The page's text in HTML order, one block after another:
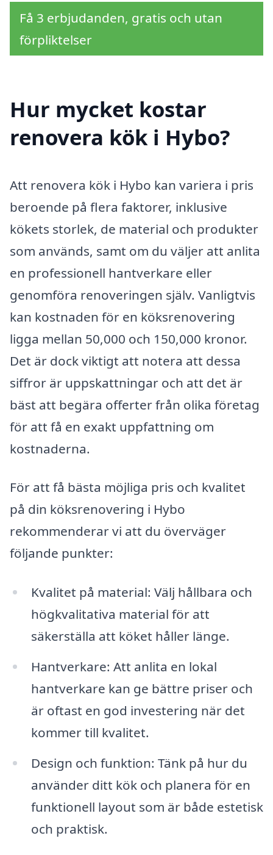
Få 3 erbjudanden, gratis och utan
förpliktelser
Hur mycket kostar
renovera kök i Hybo?
Att renovera kök i Hybo kan variera i pris
beroende på flera faktorer, inklusive
kökets storlek, de material och produkter
som används, samt om du väljer att anlita
en professionell hantverkare eller
genomföra renoveringen själv. Vanligtvis
kan kostnaden för en köksrenovering
ligga mellan 50,000 och 150,000 kronor.
Det är dock viktigt att notera att dessa
siffror är uppskattningar och att det är
bäst att begära offerter från olika företag
för att få en exakt uppfattning om
kostnaderna.
För att få bästa möjliga pris och kvalitet
på din köksrenovering i Hybo
rekommenderar vi att du överväger
följande punkter:
Kvalitet på material: Välj hållbara och
högkvalitativa material för att
säkerställa att köket håller länge.
Hantverkare: Att anlita en lokal
hantverkare kan ge bättre priser och
är oftast en god investering när det
kommer till kvalitet.
Design och funktion: Tänk på hur du
använder ditt kök och planera för en
funktionell layout som är både estetisk
och praktisk.